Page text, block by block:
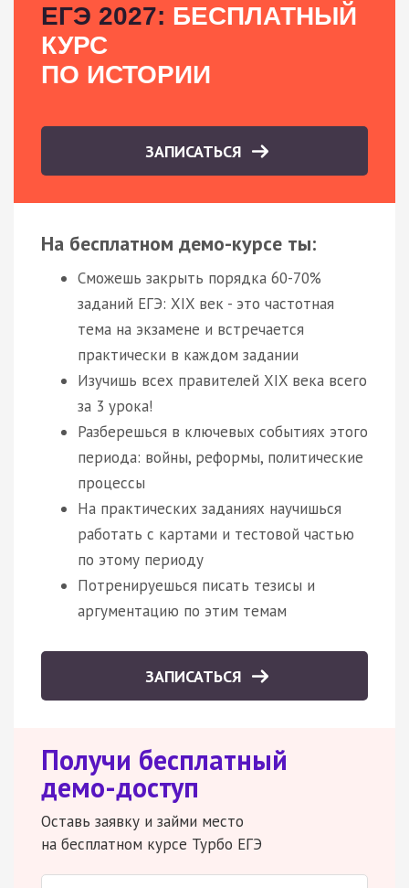
ЕГЭ 2027: БЕСПЛАТНЫЙ
КУРС
ПО ИСТОРИИ
ЗАПИСАТЬСЯ
На бесплатном демо-курсе ты:
Сможешь закрыть порядка 60-70%
заданий ЕГЭ: XIX век - это частотная
тема на экзамене и встречается
практически в каждом задании
Изучишь всех правителей XIX века всего
за 3 урока!
Разберешься в ключевых событиях этого
периода: войны, реформы, политические
процессы
На практических заданиях научишься
работать с картами и тестовой частью
по этому периоду
Потренируешься писать тезисы и
аргументацию по этим темам
ЗАПИСАТЬСЯ
Получи бесплатный
демо-доступ
Оставь заявку и займи место
на бесплатном курсе Турбо ЕГЭ